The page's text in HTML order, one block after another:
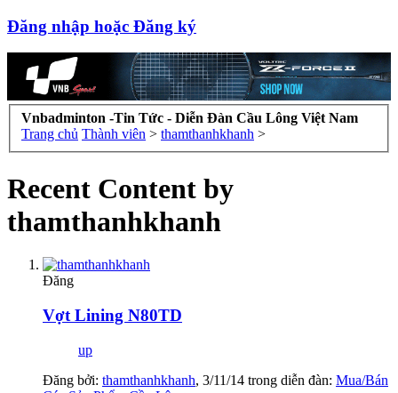
Đăng nhập hoặc Đăng ký
Vnbadminton -Tin Tức - Diễn Đàn Cầu Lông Việt Nam
Trang chủ Thành viên > thamthanhkhanh >
Recent Content by
thamthanhkhanh
Đăng
Vợt Lining N80TD
up
Đăng bởi: thamthanhkhanh, 3/11/14 trong diễn đàn: Mua/Bán